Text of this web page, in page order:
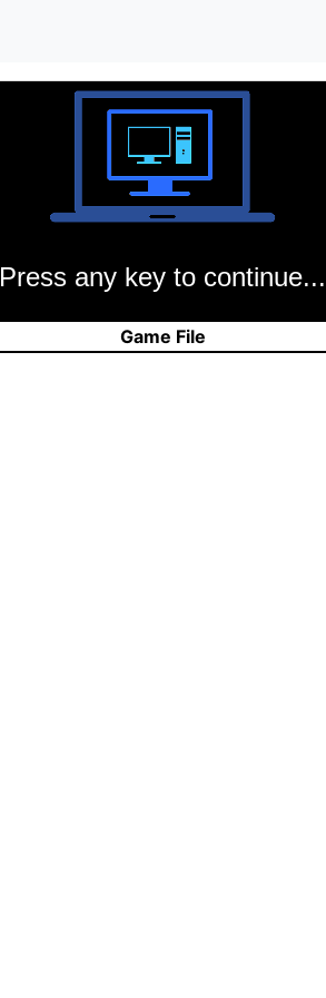
Press any key to continue...
Game File